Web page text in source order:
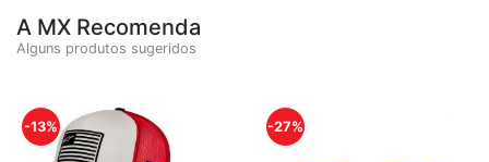
A MX Recomenda
Alguns produtos sugeridos
-13% -27%